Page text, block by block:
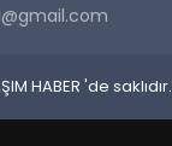
HABER 'de saklıdır.